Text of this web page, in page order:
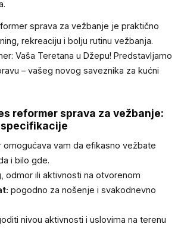
sprava za vežbanje je praktično
rekreaciju i bolju rutinu vežbanja.
Vaša Teretana u Džepu! Predstavljamo
– vašeg novog saveznika za kućni
reformer sprava za vežbanje:
omogućava vam da efikasno vežbate
i bilo gde.
odmor ili aktivnosti na otvorenom
pogodno za nošenje i svakodnevno
nivou aktivnosti i uslovima na terenu